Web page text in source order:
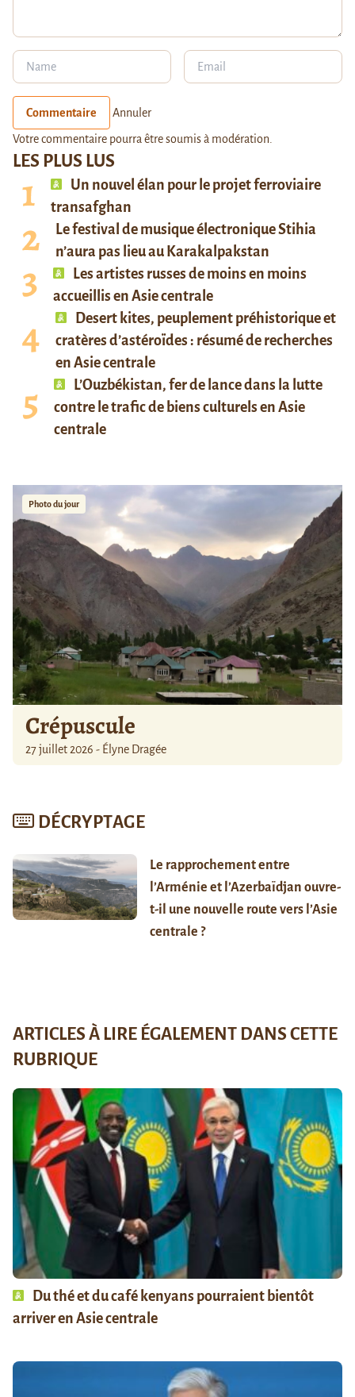
LES PLUS LUS
Un nouvel élan pour le projet ferroviaire
transafghan
Le festival de musique électronique Stihia
n’aura pas lieu au Karakalpakstan
Les artistes russes de moins en moins
accueillis en Asie centrale
Desert kites, peuplement préhistorique et
cratères d’astéroïdes : résumé de recherches
en Asie centrale
L’Ouzbékistan, fer de lance dans la lutte
contre le trafic de biens culturels en Asie
centrale
Photo du jour
Crépuscule
27 juillet 2026 - Élyne Dragée
DÉCRYPTAGE
Le rapprochement entre
l’Arménie et l’Azerbaïdjan ouvre-
t-il une nouvelle route vers l’Asie
centrale ?
Commentaire Annuler
Votre commentaire pourra être soumis à modération.
ARTICLES À LIRE ÉGALEMENT DANS CETTE
RUBRIQUE
Du thé et du café kenyans pourraient bientôt
arriver en Asie centrale